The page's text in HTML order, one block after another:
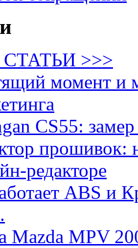
>>>
момент и
CS55:
прошивок:
редакторе
ABS и
Mazda MPV